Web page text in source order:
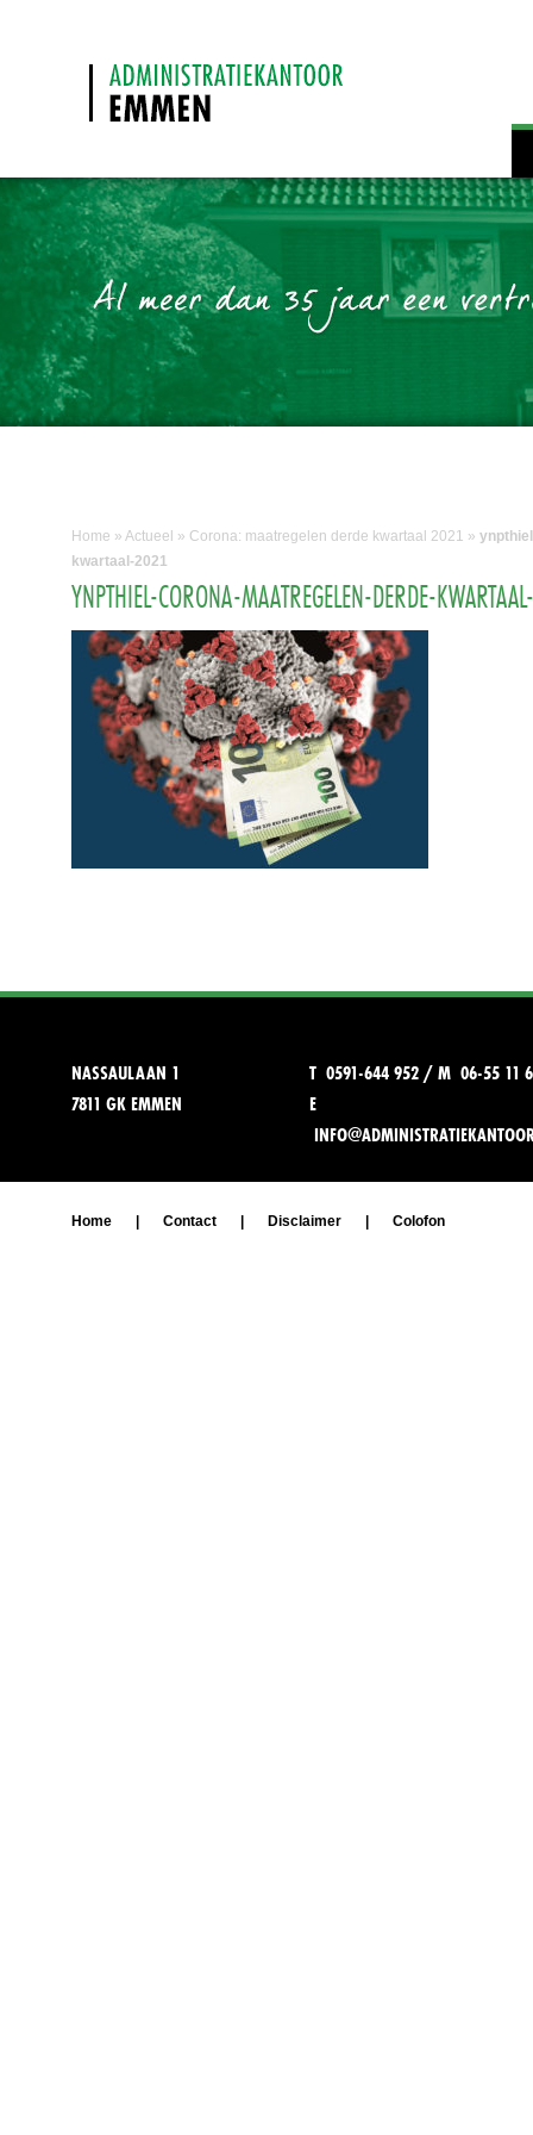
Home » Actueel » Corona: maatregelen derde kwartaal 2021 »
kwartaal-2021
YNPTHIEL-CORONA-MAATREGELEN-DERDE-
NASSAULAAN 1
7811 GK EMMEN
T 0591-644 952 / M 06-55 11
E
Home Contact Disclaimer Colofon